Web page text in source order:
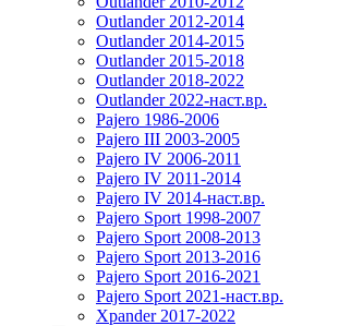
Outlander 2012-2014
Outlander 2014-2015
Outlander 2015-2018
Outlander 2018-2022
Outlander 2022-наст.вр.
Pajero 1986-2006
Pajero III 2003-2005
Pajero IV 2006-2011
Pajero IV 2011-2014
Pajero IV 2014-наст.вр.
Pajero Sport 1998-2007
Pajero Sport 2008-2013
Pajero Sport 2013-2016
Pajero Sport 2016-2021
Pajero Sport 2021-наст.вр.
Xpander 2017-2022